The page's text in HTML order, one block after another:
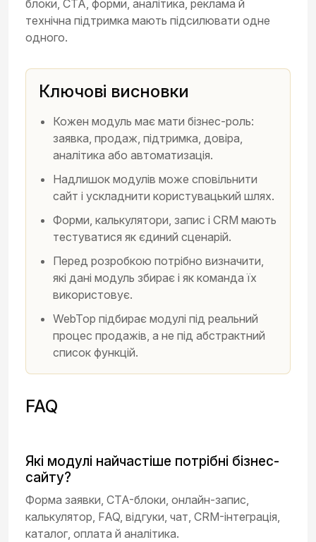
блоки, CTA, форми, аналітика, реклама й
технічна підтримка мають підсилювати одне
одного.
Ключові висновки
Кожен модуль має мати бізнес-роль:
заявка, продаж, підтримка, довіра,
аналітика або автоматизація.
Надлишок модулів може сповільнити
сайт і ускладнити користувацький шлях.
Форми, калькулятори, запис і CRM мають
тестуватися як єдиний сценарій.
Перед розробкою потрібно визначити,
які дані модуль збирає і як команда їх
використовує.
WebTop підбирає модулі під реальний
процес продажів, а не під абстрактний
список функцій.
FAQ
Які модулі найчастіше потрібні бізнес-
сайту?
Форма заявки, CTA-блоки, онлайн-запис,
калькулятор, FAQ, відгуки, чат, CRM-інтеграція,
каталог, оплата й аналітика.